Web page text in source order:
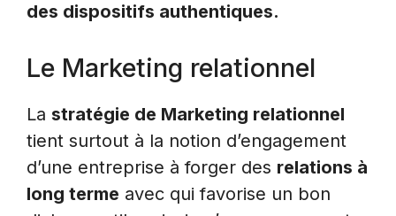
des dispositifs authentiques.
Le Marketing relationnel
La stratégie de Marketing relationnel
tient surtout à la notion d’engagement
d’une entreprise à forger des relations à
long terme avec qui favorise un bon